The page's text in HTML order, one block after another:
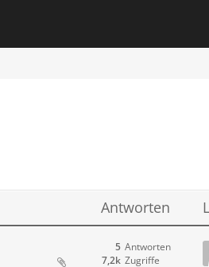
Antworten
Antworten
5
Zugriffe
7,2k